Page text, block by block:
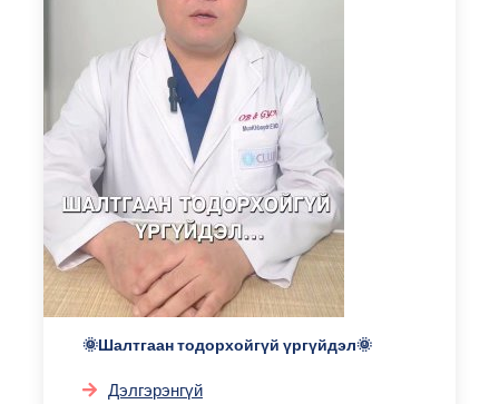
🌞Шалтгаан тодорхойгүй үргүйдэл🌞
Дэлгэрэнгүй